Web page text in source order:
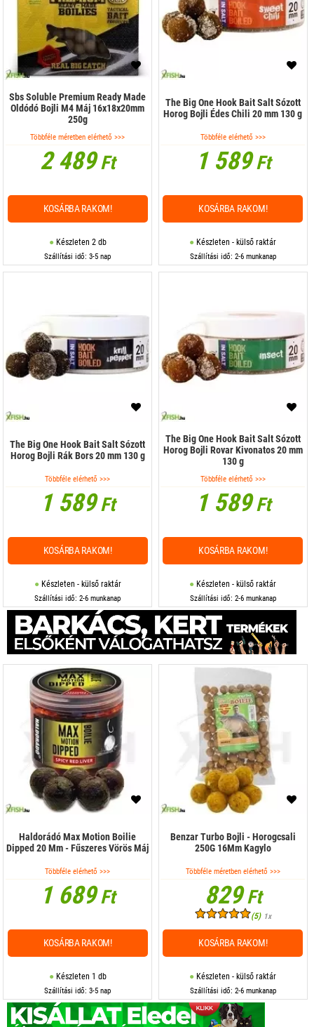
Paszta
Pellet
Pisztráng csali
Por adalék
Pufi
Ragasztó
Sbs Soluble Premium Ready Made
Oldódó Bojli M4 Máj 16x18x20mm
250g
Többféle méretben elérhető >>>
2 489Ft
Készleten 2 db
Szállítási idő: 3-5 nap
KOSÁRBA RAKOM!
The Big One Hook Bait Salt Sózott
Horog Bojli Édes Chili 20 mm 130 g
Többféle elérhető >>>
1 589Ft
Készleten - külső raktár
Szállítási idő: 2-6 munkanap
KOSÁRBA RAKOM!
The Big One Hook Bait Salt Sózott
Horog Bojli Rák Bors 20 mm 130 g
Többféle elérhető >>>
1 589Ft
Készleten - külső raktár
Szállítási idő: 2-6 munkanap
KOSÁRBA RAKOM!
The Big One Hook Bait Salt Sózott
Horog Bojli Rovar Kivonatos 20 mm
130 g
Többféle elérhető >>>
1 589Ft
Készleten - külső raktár
Szállítási idő: 2-6 munkanap
KOSÁRBA RAKOM!
Haldorádó Max Motion Boilie
Dipped 20 Mm - Fűszeres Vörös Máj
Többféle elérhető >>>
1 689Ft
Készleten 1 db
Szállítási idő: 3-5 nap
KOSÁRBA RAKOM!
Benzar Turbo Bojli - Horogcsali
250G 16Mm Kagylo
Többféle méretben elérhető >>>
829Ft
(5) 1x
Készleten - külső raktár
Szállítási idő: 2-6 munkanap
KOSÁRBA RAKOM!